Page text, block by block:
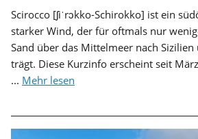
Scirocco [ʃiˈrɔkko-Schirokko] ist ein
starker Wind, der für oftmals nur
Sand über das Mittelmeer nach
trägt. Diese Kurzinfo erscheint seit
... Mehr lesen